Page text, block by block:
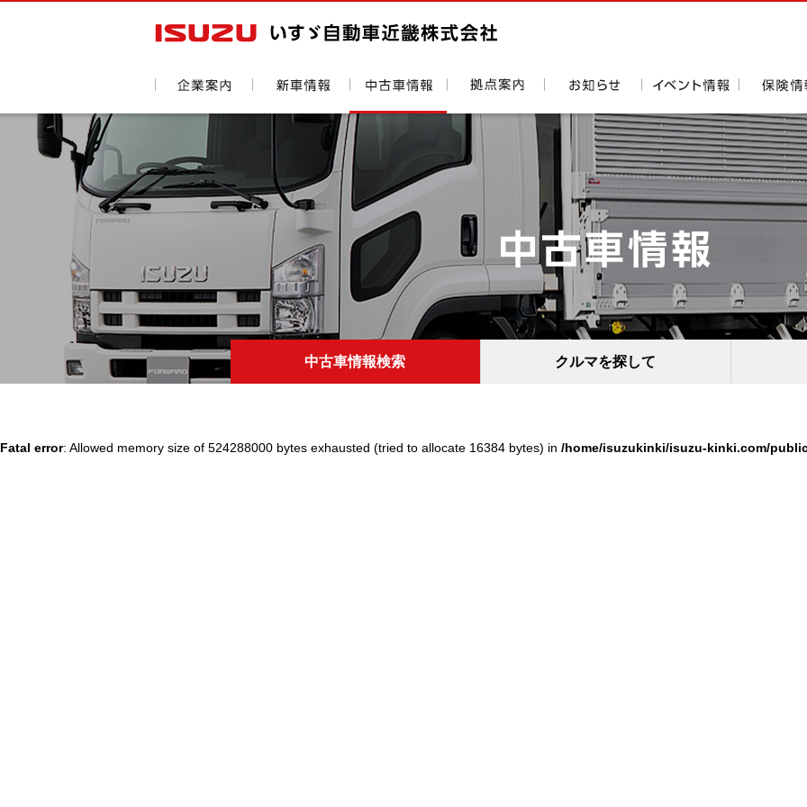
中古車情報検索 クルマを探して
Fatal error: Allowed memory size of 524288000 bytes exhausted (tried to allocate 16384 bytes) in /home/isuzukinki/isuzu-kinki.com/